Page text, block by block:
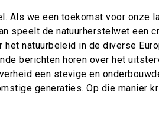
Als we een toekomst voor onze
speelt de natuurherstelwet een
natuurbeleid in de diverse
berichten horen over het
een stevige en
generaties. Op die manier